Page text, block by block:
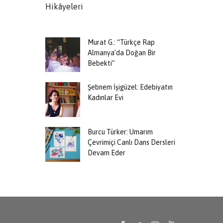
Hikâyeleri
Murat G.: “Türkçe Rap
Almanya’da Doğan Bir
Bebekti”
Şebnem İşigüzel: Edebiyatın
Kadınlar Evi
Burcu Türker: Umarım
Çevrimiçi Canlı Dans Dersleri
Devam Eder